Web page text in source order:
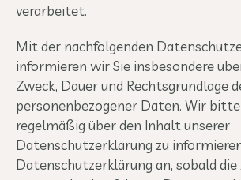
verarbeitet.
Mit der nachfolgenden
informieren wir Sie insbesondere
Zweck, Dauer und Rechtsgrundlage
personenbezogener Daten. Wir
regelmäßig über den Inhalt unserer
Datenschutzerklärung zu
Datenschutzerklärung an, sobald